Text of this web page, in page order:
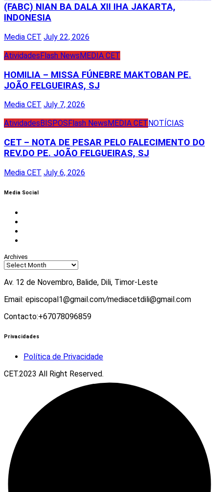
(FABC) NIAN BA DALA XII IHA JAKARTA,
INDONESIA
Media CET July 22, 2026
AtividadesFlash NewsMEDIA CET
HOMILIA – MISSA FÚNEBRE MAKTOBAN PE.
JOÃO FELGUEIRAS, SJ
Media CET July 7, 2026
Atividades BISPOS Flash News MEDIA CET NOTÍCIAS
CET – NOTA DE PESAR PELO FALECIMENTO DO
REV.DO PE. JOÃO FELGUEIRAS, SJ
Media CET July 6, 2026
Media Social
Archives
Av. 12 de Novembro, Balide, Dili, Timor-Leste
Email: episcopal1@gmail.com/mediacetdili@gmail.com
Contacto:+67078096859
Privacidades
Política de Privacidade
CET.2023 All Right Reserved.